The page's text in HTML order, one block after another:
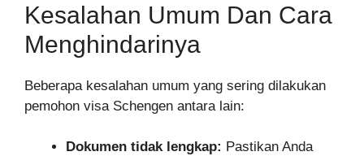
Kesalahan Umum Dan Cara
Menghindarinya
Beberapa kesalahan umum yang sering dilakukan
pemohon visa Schengen antara lain:
Dokumen tidak lengkap: Pastikan Anda